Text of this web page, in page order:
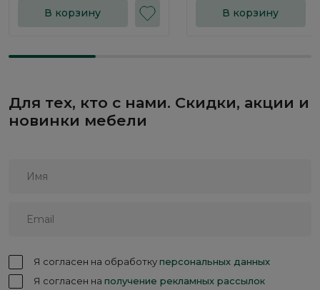
В корзину В корзину
Для тех, кто с нами. Скидки, акции и
новинки мебели
Я согласен на обработкуперсональных данных
Я согласен на получение рекламных рассылок